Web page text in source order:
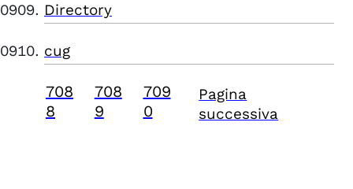
Directory
cug
708
8
708
9
709
0
Pagina
successiva